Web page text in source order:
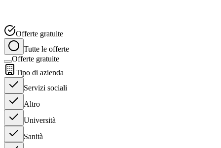
Offerte gratuite
Tutte le offerte
Offerte gratuite
Tipo di azienda
Servizi sociali
Altro
Università
Sanità